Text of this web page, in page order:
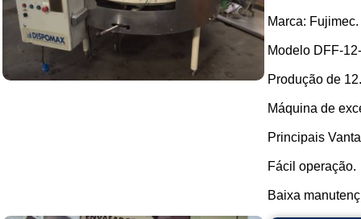
Marca: Fujimec.
Modelo DFF-
Produção de
Máquina de
Principais
Fácil operação.
Baixa